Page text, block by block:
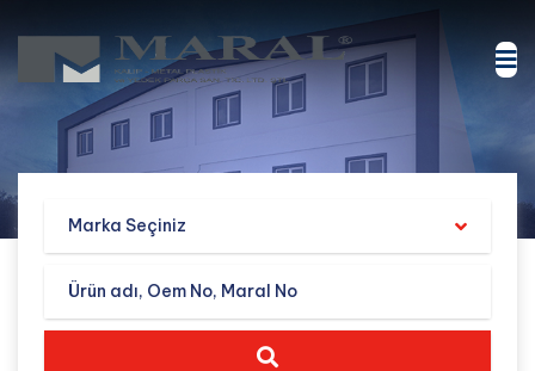
Marka Seçiniz